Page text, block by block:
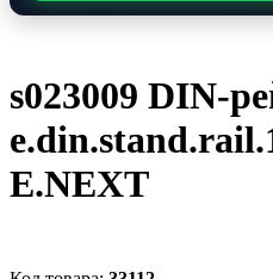
s023009 DIN-
E.NEXT